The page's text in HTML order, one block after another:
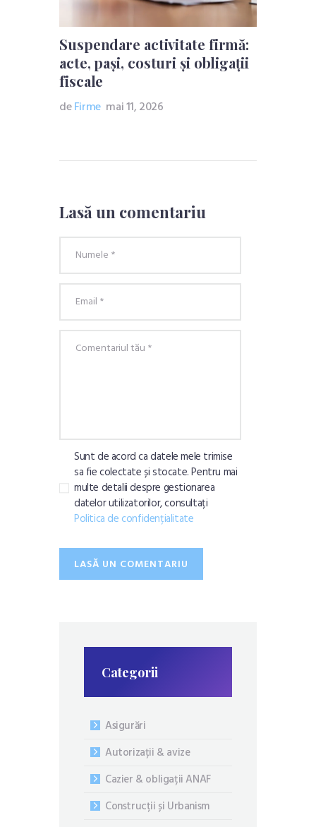
Suspendare activitate firmă:
acte, pași, costuri și obligații
fiscale
deFirme mai 11, 2026
Lasă un comentariu
Sunt de acord ca datele mele trimise
sa fie colectate și stocate. Pentru mai
multe detalii despre gestionarea
datelor utilizatorilor, consultați
Politica de confidențialitate
Categorii
Asigurări
Autorizații & avize
Cazier & obligații ANAF
Construcții și Urbanism